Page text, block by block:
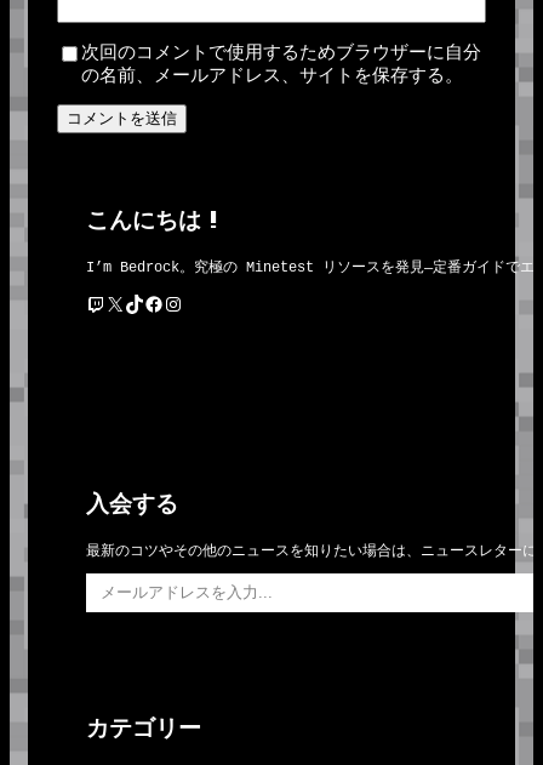
次回のコメントで使用するためブラウザーに自分
の名前、メールアドレス、サイトを保存する。
こんにちは !
I’m Bedrock。究極の Minetest リソースを発見―定番ガイドでエ
Twitch X TikTok Facebook Instagram
入会する
最新のコツやその他のニュースを知りたい場合は、ニュースレター
メールアドレスを入力…
カテゴリー